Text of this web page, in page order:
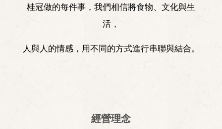
桂冠做的每件事，我們相信將食物、文化與生
活，
人與人的情感，用不同的方式進行串聯與結合。
經營理念